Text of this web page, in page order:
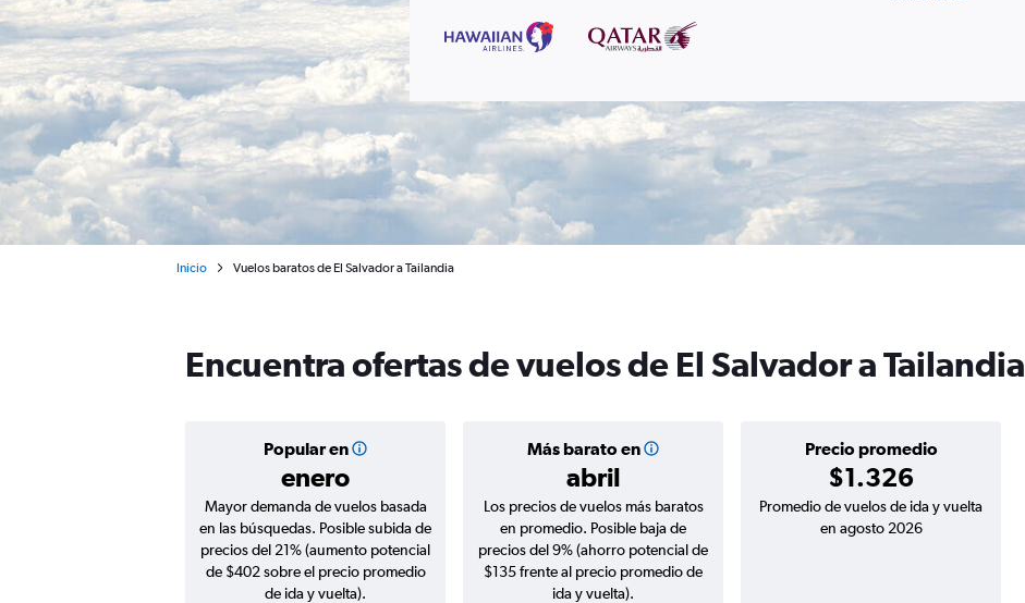
Inicio Vuelos baratos de El Salvador a Tailandia
Encuentra ofertas de vuelos de El Salvador a Tailandia
Popular en
enero
Más barato en
abril
Precio promedio
$1.326
Mayor demanda de vuelos basada
en las búsquedas. Posible subida de
precios del 21% (aumento potencial
de $402 sobre el precio promedio
de ida y vuelta).
Los precios de vuelos más baratos
en promedio. Posible baja de
precios del 9% (ahorro potencial de
$135 frente al precio promedio de
ida y vuelta).
Promedio de vuelos de ida y vuelta
en agosto 2026